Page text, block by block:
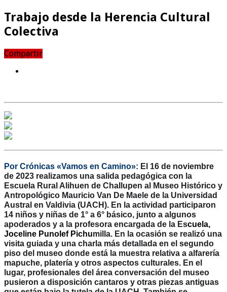
Trabajo desde la Herencia Cultural
Colectiva
Compartir
Por Crónicas «Vamos en Camino»: El 16 de noviembre
de 2023 realizamos una salida pedagógica con la
Escuela Rural Alihuen de Challupen al Museo Histórico y
Antropológico Mauricio Van De Maele de la Universidad
Austral en Valdivia (UACH). En la actividad participaron
14 niños y niñas de 1° a 6° básico, junto a algunos
apoderados y a la profesora encargada de la Escuela,
Joceline Punolef Pichumilla. En la ocasión se realizó una
visita guiada y una charla más detallada en el segundo
piso del museo donde está la muestra relativa a alfarería
mapuche, platería y otros aspectos culturales. En el
lugar, profesionales del área conversación del museo
pusieron a disposición cantaros y otras piezas antiguas